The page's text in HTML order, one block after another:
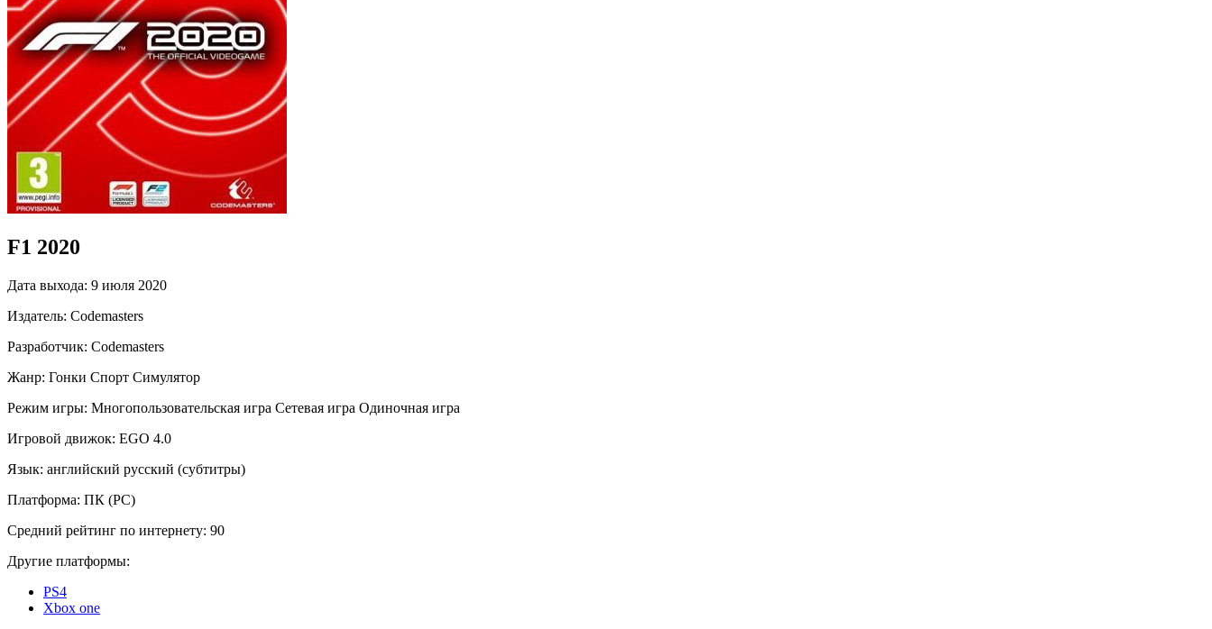
F1 2020
Дата выхода: 9 июля 2020
Издатель: Codemasters
Разработчик: Codemasters
Жанр: Гонки Спорт Симулятор
Режим игры: Многопользовательская игра Сетевая игра Одиночная игра
Игровой движок: EGO 4.0
Язык: английский русский (субтитры)
Платформа: ПК (PC)
Средний рейтинг по интернету: 90
Другие платформы:
PS4
Xbox one